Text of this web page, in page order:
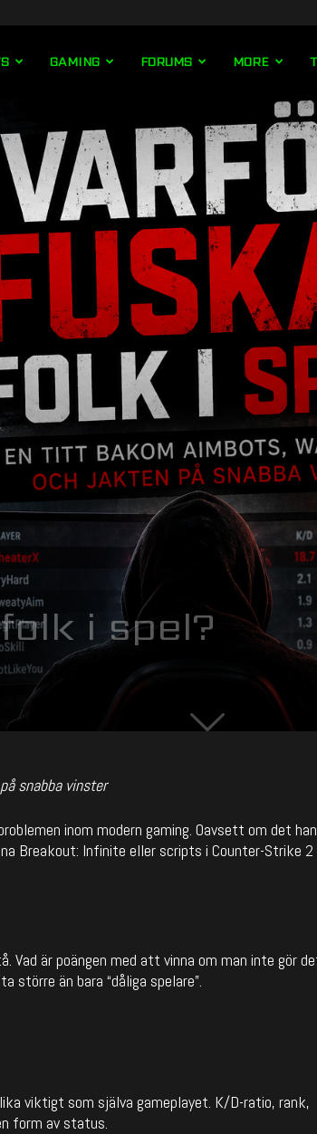
GAMING FORUMS MORE
i spel?
snabba vinster
inom modern gaming. Oavsett om det
Breakout: Infinite eller scripts i Counter-Strike 2
är poängen med att vinna om man inte gör
större än bara “dåliga spelare”.
viktigt som själva gameplayet. K/D-ratio, rank,
form av status.